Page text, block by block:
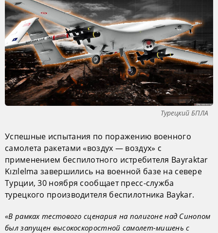
Турецкий БПЛА
Успешные испытания по поражению военного
самолета ракетами «воздух — воздух» с
применением беспилотного истребителя Bayraktar
Kızılelma завершились на военной базе на севере
Турции, 30 ноября сообщает пресс-служба
турецкого производителя беспилотника Baykar.
«В рамках тестового сценария на полигоне над Синопом
был запущен высокоскоростной самолет-мишень с